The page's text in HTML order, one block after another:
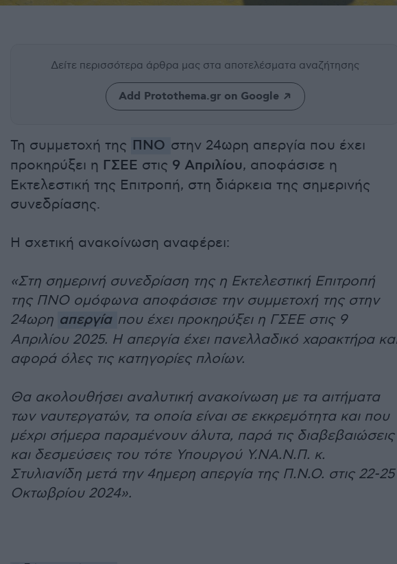
Δείτε περισσότερα άρθρα μας στα αποτελέσματα αναζήτησης
Add Protothema.gr on Google
Τη συμμετοχή της ΠΝΟ στην 24ωρη απεργία που έχει
προκηρύξει η ΓΣΕΕ στις 9 Απριλίου, αποφάσισε η
Εκτελεστική της Επιτροπή, στη διάρκεια της σημερινής
συνεδρίασης.
Η σχετική ανακοίνωση αναφέρει:
«Στη σημερινή συνεδρίαση της η Εκτελεστική Επιτροπή
της ΠΝΟ ομόφωνα αποφάσισε την συμμετοχή της στην
24ωρη απεργία που έχει προκηρύξει η ΓΣΕΕ στις 9
Απριλίου 2025. Η απεργία έχει πανελλαδικό χαρακτήρα
αφορά όλες τις κατηγορίες πλοίων.
Θα ακολουθήσει αναλυτική ανακοίνωση με τα αιτήματα
των ναυτεργατών, τα οποία είναι σε εκκρεμότητα και που
μέχρι σήμερα παραμένουν άλυτα, παρά τις διαβεβαιώσεις
και δεσμεύσεις του τότε Υπουργού Υ.ΝΑ.Ν.Π. κ.
Στυλιανίδη μετά την 4ημερη απεργία της Π.Ν.Ο. στις 22-25
Οκτωβρίου 2024».